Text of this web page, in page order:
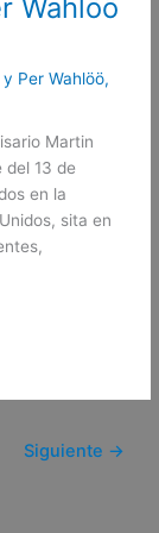
Wahlöö
Per Wahlöö,
Martin
del 13 de
en la
sita en
Siguiente →